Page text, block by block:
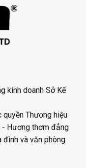
kinh doanh Sở Kế
Thương hiệu
- Hương thơm đẳng
đình và văn phòng